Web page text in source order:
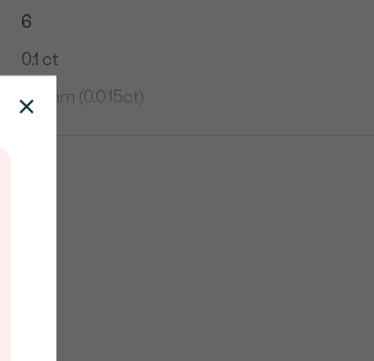
6
0.1 ct
1.5 mm (0.015ct)